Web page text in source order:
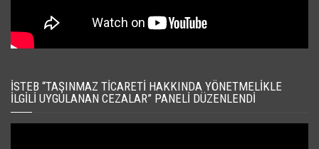
İSTEB “TAŞINMAZ TICARETI HAKKINDA YÖNETMELIKLE
İLGILI UYGULANAN CEZALAR” PANELI DÜZENLENDI